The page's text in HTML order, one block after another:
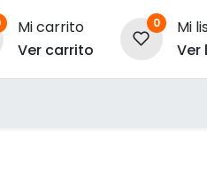
Mi carrito
Ver carrito
0
Mi
Ver